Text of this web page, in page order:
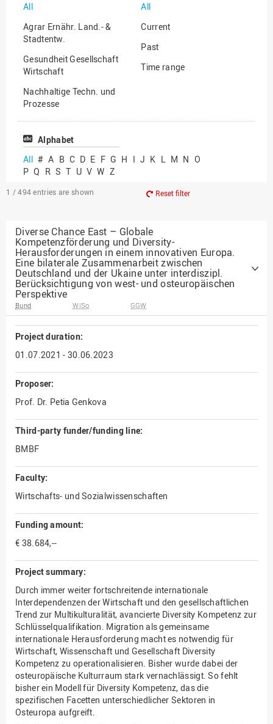
All
Agrar Ernähr. Land.- &
Stadtentw.
Gesundheit Gesellschaft
Wirtschaft
Nachhaltige Techn. und
Prozesse
Vielfältiges Forschen
All
Current
Past
Time range
Alphabet
All # A B C D E F G H I J K L M N O
P Q R S T U V W Z
1 / 494 entries are shown Reset filter
Diverse Chance East – Globale
Kompetenzförderung und Diversity-
Herausforderungen in einem innovativen Europa.
Eine bilaterale Zusammenarbeit zwischen
Deutschland und der Ukaine unter interdiszipl.
Berücksichtigung von west- und osteuropäischen
Perspektive
Bund WiSo GGW
Project duration:
01.07.2021 - 30.06.2023
Proposer:
Prof. Dr. Petia Genkova
Third-party funder/funding line:
BMBF
Faculty:
Wirtschafts- und Sozialwissenschaften
Funding amount:
€ 38.684,--
Project summary:
Durch immer weiter fortschreitende internationale
Interdependenzen der Wirtschaft und den gesellschaftlichen
Trend zur Multikulturalität, avancierte Diversity Kompetenz zur
Schlüsselqualifikation. Migration als gemeinsame
internationale Herausforderung macht es notwendig für
Wirtschaft, Wissenschaft und Gesellschaft Diversity
Kompetenz zu operationalisieren. Bisher wurde dabei der
osteuropäische Kulturraum stark vernachlässigt. So fehlt
bisher ein Modell für Diversity Kompetenz, das die
spezifischen Facetten unterschiedlicher Sektoren in
Osteuropa aufgreift.